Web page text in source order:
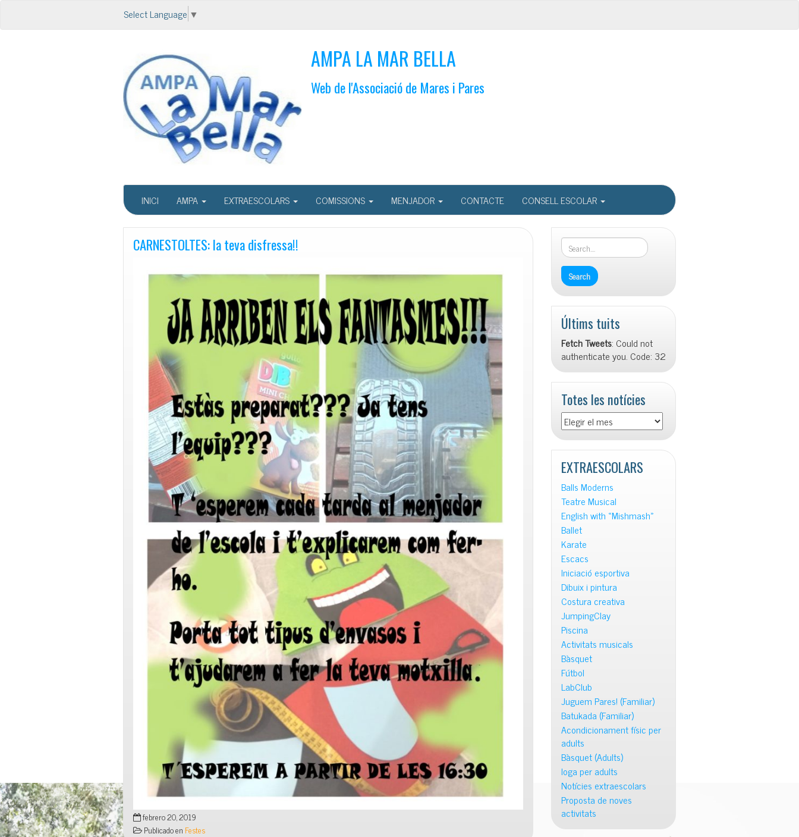
Select Language ▼
AMPA LA MAR BELLA
Web de l'Associació de Mares i Pares
INICI AMPA EXTRAESCOLARS COMISSIONS MENJADOR CONTACTE CONSELL ESCOLAR
CARNESTOLTES: la teva disfressa!!
febrero 20, 2019
Publicado en Festes
Últims tuits
Fetch Tweets: Could not
authenticate you. Code: 32
Totes les notícies
Totes
les
notícies
EXTRAESCOLARS
Balls Moderns
Teatre Musical
English with «Mishmash»
Ballet
Karate
Escacs
Iniciació esportiva
Dibuix i pintura
Costura creativa
JumpingClay
Piscina
Activitats musicals
Bàsquet
Fútbol
LabClub
Juguem Pares! (Familiar)
Batukada (Familiar)
Acondicionament físic per
adults
Bàsquet (Adults)
Ioga per adults
Notícies extraescolars
Proposta de noves
activitats